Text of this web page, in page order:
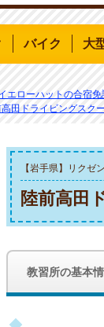
バイク 大
エローハットの合宿
高田ドライビングスク
【岩手県】リクゼ
陸前高田
教習所の基本